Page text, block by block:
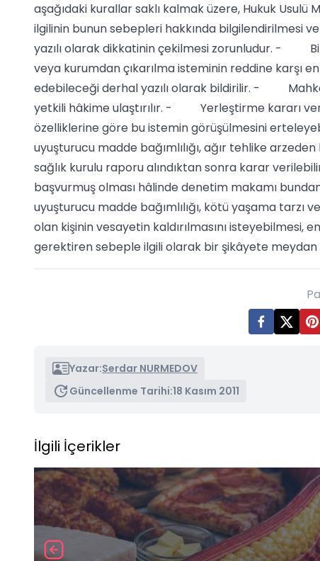
aşağıdaki kurallar saklı kalmak üzere, Hukuk
ilgilinin bunun sebepleri hakkında bilgilendirilmesi
yazılı olarak dikkatinin çekilmesi zorunludur. -
veya kurumdan çıkarılma isteminin reddine karşı
edebileceği derhal yazılı olarak bildirilir. -
yetkili hâkime ulaştırılır. - Yerleştirme kararı
özelliklerine göre bu istemin görüşülmesini
uyuşturucu madde bağımlılığı, ağır tehlike
sağlık kurulu raporu alındıktan sonra karar
başvurmuş olması hâlinde denetim makamı
uyuşturucu madde bağımlılığı, kötü yaşama tarzı
olan kişinin vesayetin kaldırılmasını isteyebilmesi,
gerektiren sebeple ilgili olarak bir şikâyete meydan
Yazar:Serdar NURMEDOV
Güncellenme Tarihi:18 Kasım 2011
İlgili İçerikler